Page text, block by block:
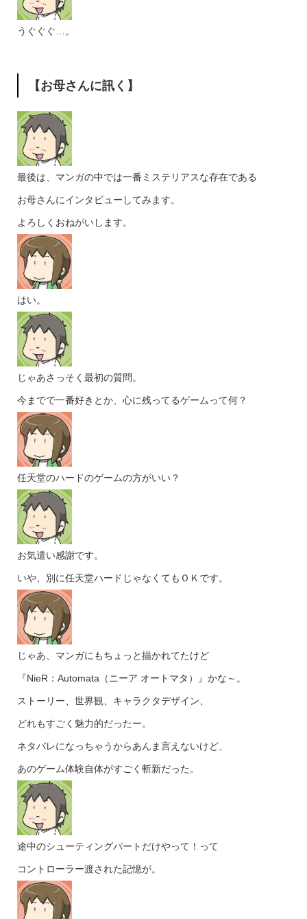
うぐぐぐ…。
【お母さんに訊く】
最後は、マンガの中では一番ミステリアスな存在である
お母さんにインタビューしてみます。
よろしくおねがいします。
はい。
じゃあさっそく最初の質問。
今までで一番好きとか、心に残ってるゲームって何？
任天堂のハードのゲームの方がいい？
お気遣い感謝です。
いや、別に任天堂ハードじゃなくてもＯＫです。
じゃあ、マンガにもちょっと描かれてたけど
『NieR：Automata（ニーア オートマタ）』かな～。
ストーリー、世界観、キャラクタデザイン、
どれもすごく魅力的だったー。
ネタバレになっちゃうからあんま言えないけど、
あのゲーム体験自体がすごく斬新だった。
途中のシューティングパートだけやって！って
コントローラー渡された記憶が。